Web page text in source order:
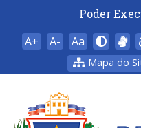
Poder
A+ A- Aa
Mapa do